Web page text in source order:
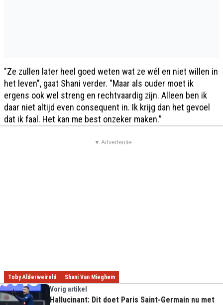
"Ze zullen later heel goed weten wat ze wél en niet willen in
het leven", gaat Shani verder. "Maar als ouder moet ik
ergens ook wel streng en rechtvaardig zijn. Alleen ben ik
daar niet altijd even consequent in. Ik krijg dan het gevoel
dat ik faal. Het kan me best onzeker maken.”
▼ Advertentie
Toby Alderweireld Shani Van Mieghem
Vorig artikel
Hallucinant: Dit doet Paris Saint-Germain nu met